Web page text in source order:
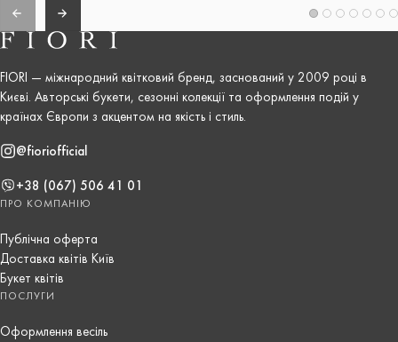
FIORI — міжнародний квітковий бренд, заснований у 2009 році в
Києві. Авторські букети, сезонні колекції та оформлення подій у
країнах Європи з акцентом на якість і стиль.
@fioriofficial
+38 (067) 506 41 01
ПРО КОМПАНІЮ
Публічна оферта
Доставка квітів Київ
Букет квітів
ПОСЛУГИ
Оформлення весіль